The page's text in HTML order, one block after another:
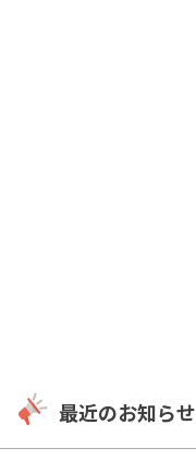
最近のお知らせ